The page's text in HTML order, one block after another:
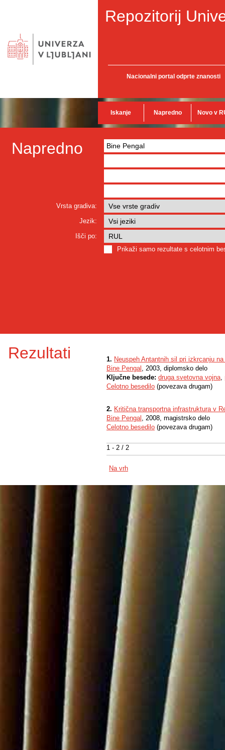
Repozitorij
Nacionalni portal odprte znanosti
Iskanje Napredno Novo v
Napredno
Vrsta gradiva:
Jezik:
Išči po:
Prikaži samo rezultate s celotnim
Rezultati
1 - 2 / 2
1. Neuspeh Antantnih sil pri izkrcanju
Bine Pengal , 2003, diplomsko delo
Ključne besede: druga svetovna vojna,
Celotno besedilo (povezava drugam)
2. Kritična transportna infrastruktura v
Bine Pengal , 2008, magistrsko delo
Celotno besedilo (povezava drugam)
Na vrh